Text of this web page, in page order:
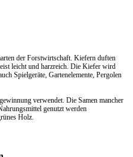
der Forstwirtschaft. Kiefern duften
leicht und harzreich. Die Kiefer wird
Spielgeräte, Gartenelemente, Pergolen
verwendet. Die Samen mancher
genutzt werden
Holz.